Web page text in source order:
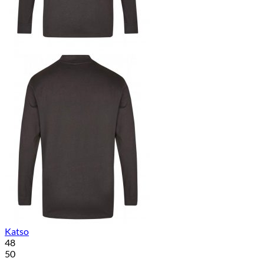
Katso
48
50